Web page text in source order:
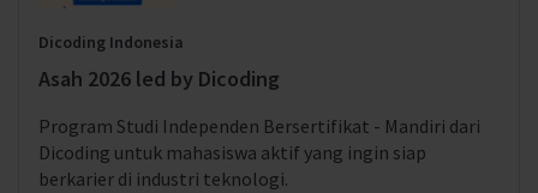
Dicoding Indonesia
Asah 2026 led by Dicoding
Program Studi Independen Bersertifikat - Mandiri dari
Dicoding untuk mahasiswa aktif yang ingin siap
berkarier di industri teknologi.